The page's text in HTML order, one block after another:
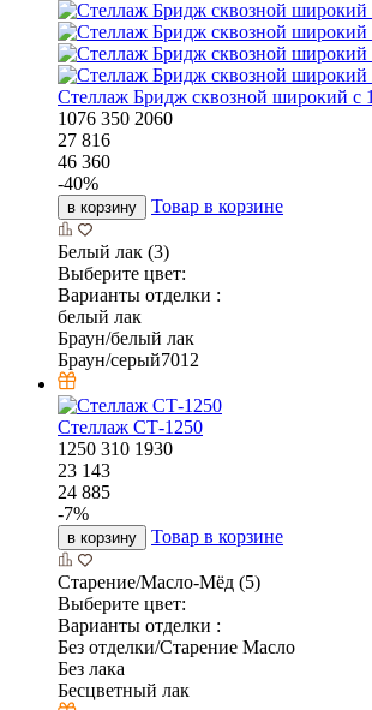
Стеллаж Бридж сквозной широкий с
1076 350 2060
27 816
46 360
-40%
в корзину Товар в корзине
Белый лак (3)
Выберите цвет:
Варианты отделки :
белый лак
Браун/белый лак
Браун/серый7012
Стеллаж СТ-1250
1250 310 1930
23 143
24 885
-7%
в корзину Товар в корзине
Старение/Масло-Мёд (5)
Выберите цвет:
Варианты отделки :
Без отделки/Старение Масло
Без лака
Бесцветный лак